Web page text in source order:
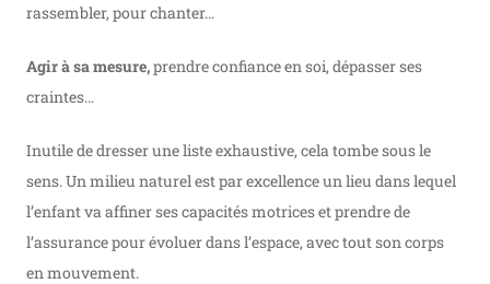
rassembler, pour chanter…
Agir à sa mesure,prendre confiance en soi, dépasser ses
craintes…
Inutile de dresser une liste exhaustive, cela tombe sous le
sens. Un milieu naturel est par excellence un lieu dans lequel
l’enfant va affiner ses capacités motrices et prendre de
l’assurance pour évoluer dans l’espace, avec tout son corps
en mouvement.